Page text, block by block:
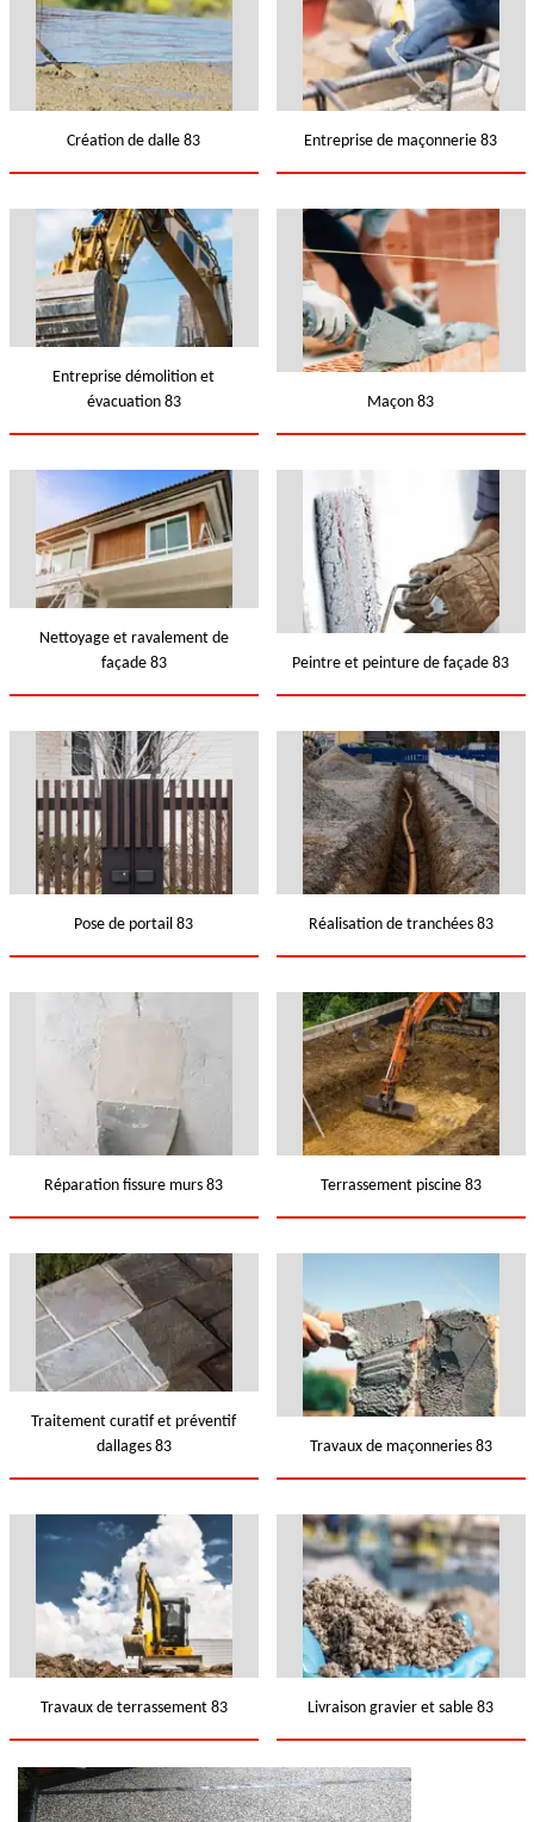
Création de dalle 83 Entreprise de maçonnerie 83
Entreprise démolition et
évacuation 83
Maçon 83
Nettoyage et ravalement de
façade 83
Peintre et peinture de façade 83
Pose de portail 83 Réalisation de tranchées 83
Réparation fissure murs 83 Terrassement piscine 83
Traitement curatif et préventif
dallages 83
Travaux de maçonneries 83
Travaux de terrassement 83 Livraison gravier et sable 83